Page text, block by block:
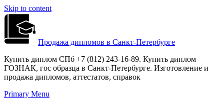
Skip to content
Продажа дипломов в Санкт-Петербурге
Купить диплом СПб +7 (812) 243-16-89. Купить диплом
ГОЗНАК, гос образца в Санкт-Петербурге. Изготовление и
продажа дипломов, аттестатов, справок
Primary Menu